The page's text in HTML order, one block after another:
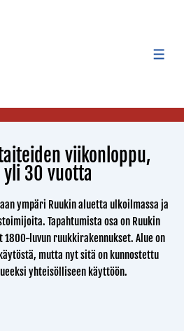
viikonloppu,
30 vuotta
ympäri Ruukin aluetta ulkoilmassa ja
Tapahtumista osa on Ruukin
1800-luvun ruukkirakennukset. Alue on
mutta nyt sitä on kunnostettu
yhteisölliseen käyttöön.